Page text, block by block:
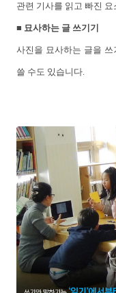
관련 기사를 읽고 빠진
■ 묘사하는 글 쓰기기
사진을 묘사하는 글을
쓸 수도 있습니다.